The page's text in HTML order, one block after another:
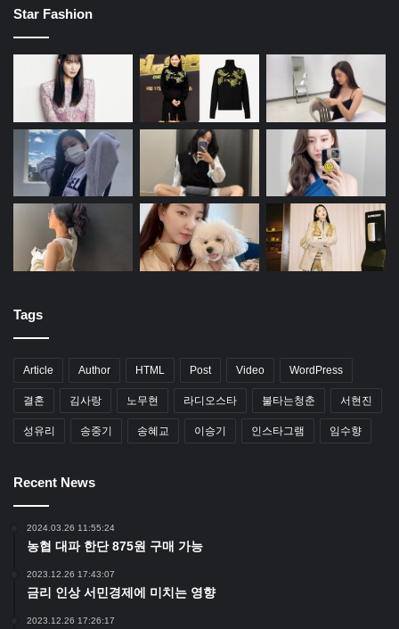
Star Fashion
Tags
Article Author HTML Post Video WordPress
결혼 김사랑 노무현 라디오스타 불타는청춘 서현진
성유리 송중기 송혜교 이승기 인스타그램 임수향
Recent News
2024.03.26 11:55:24
농협 대파 한단 875원 구매 가능
2023.12.26 17:43:07
금리 인상 서민경제에 미치는 영향
2023.12.26 17:26:17